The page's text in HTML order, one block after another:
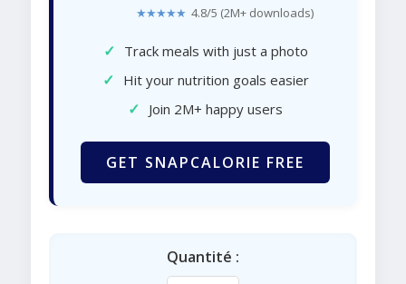
★★★★★ 4.8/5 (2M+ downloads)
✓ Track meals with just a photo
✓ Hit your nutrition goals easier
✓ Join 2M+ happy users
GET SNAPCALORIE FREE
Quantité :